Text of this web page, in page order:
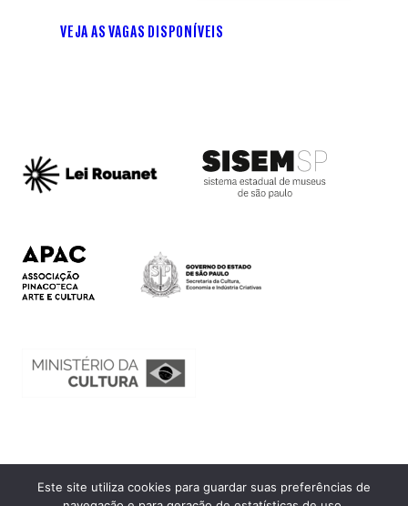
VEJA AS VAGAS DISPONÍVEIS
Ouvidoria
Este site utiliza cookies para guardar suas preferências de